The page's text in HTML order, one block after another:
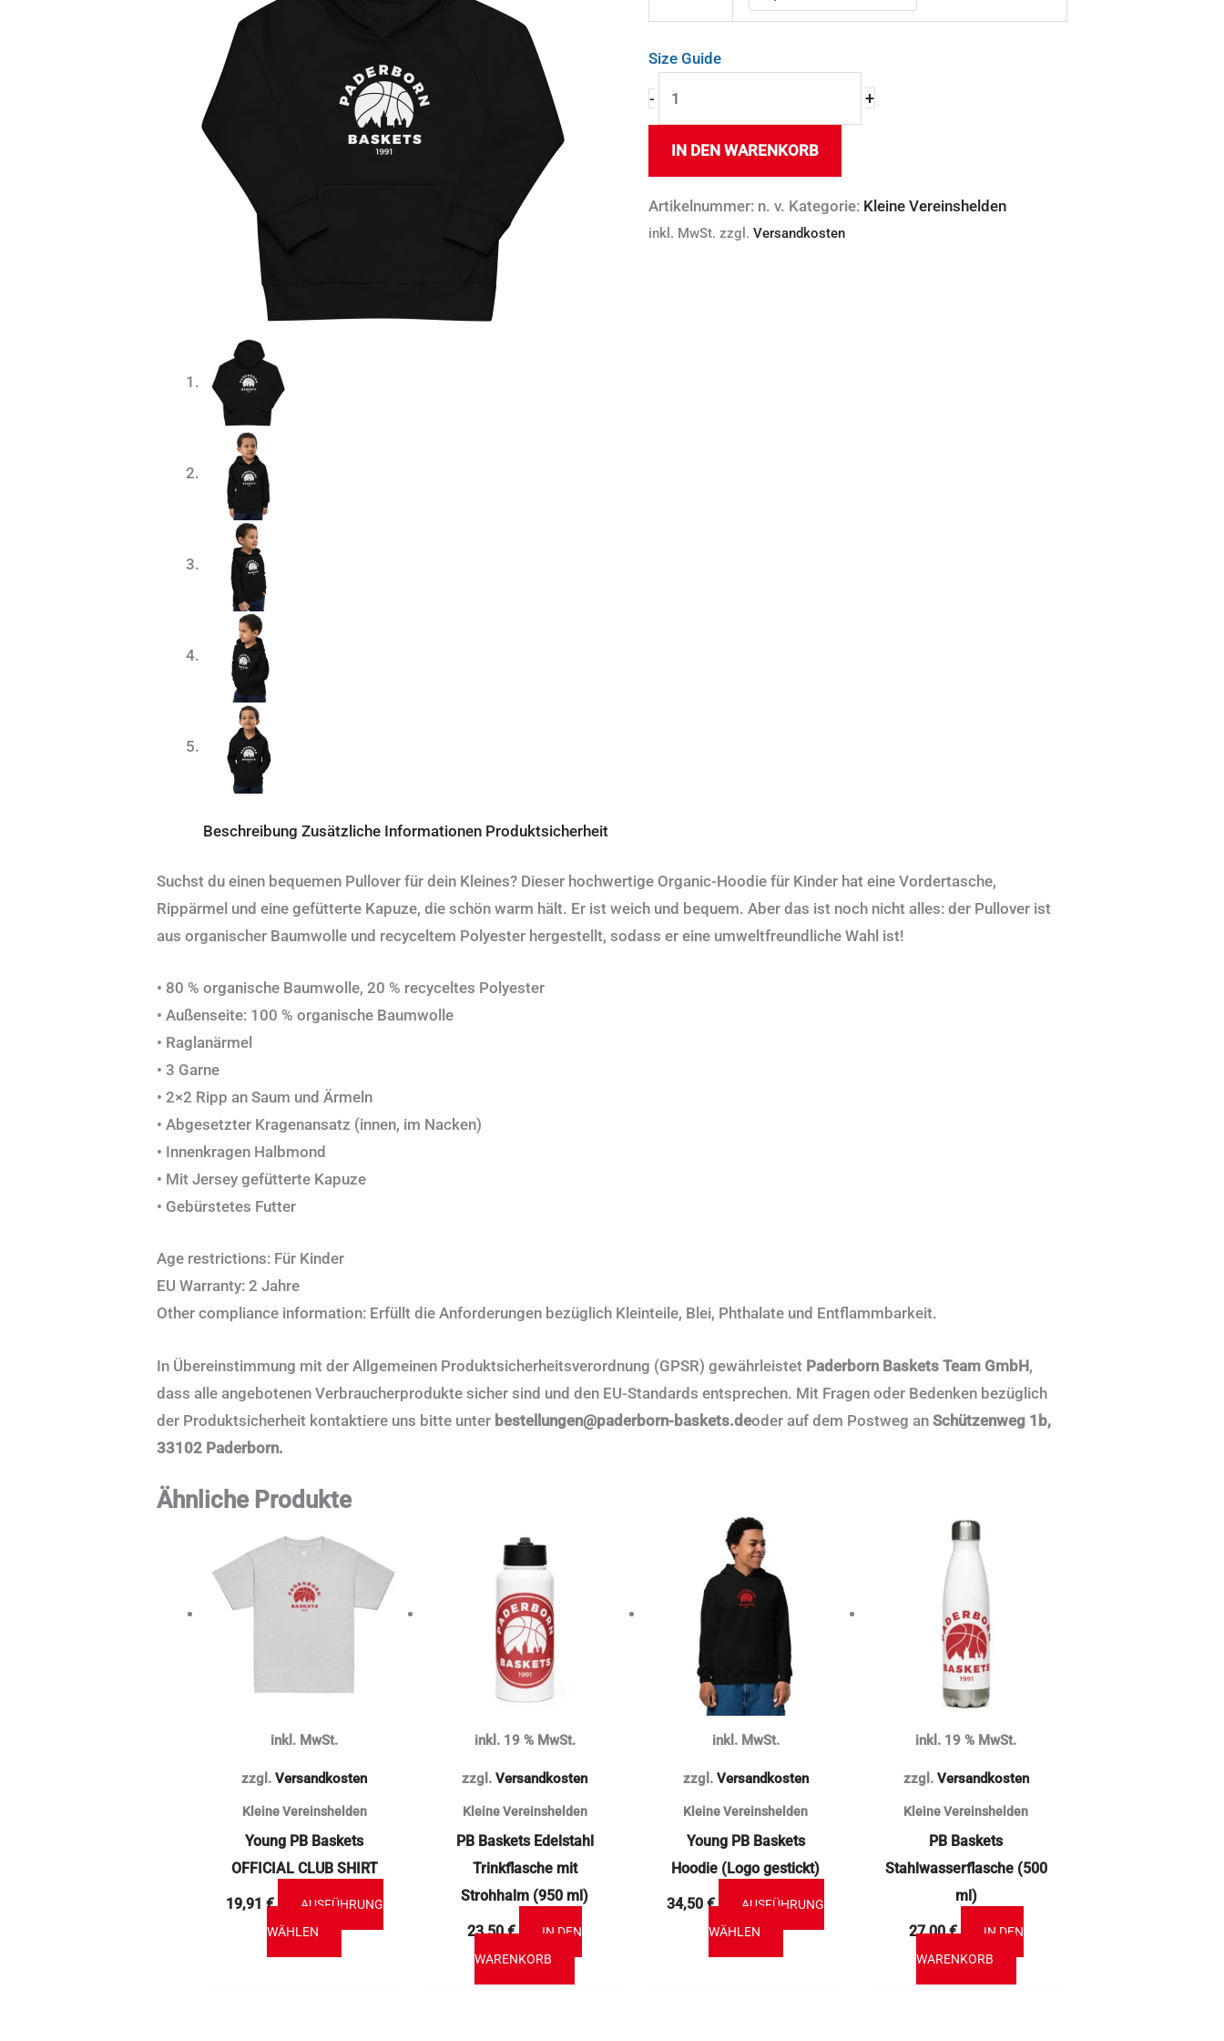
Size Guide
- +
IN DEN WARENKORB
Artikelnummer: n. v. Kategorie: Kleine Vereinshelden
inkl. MwSt. zzgl. Versandkosten
Beschreibung Zusätzliche Informationen Produktsicherheit
Suchst du einen bequemen Pullover für dein Kleines? Dieser hochwertige Organic-Hoodie für Kinder hat eine Vordertasche,
Rippärmel und eine gefütterte Kapuze, die schön warm hält. Er ist weich und bequem. Aber das ist noch nicht alles: der Pullover ist
aus organischer Baumwolle und recyceltem Polyester hergestellt, sodass er eine umweltfreundliche Wahl ist!
• 80 % organische Baumwolle, 20 % recyceltes Polyester
• Außenseite: 100 % organische Baumwolle
• Raglanärmel
• 3 Garne
• 2×2 Ripp an Saum und Ärmeln
• Abgesetzter Kragenansatz (innen, im Nacken)
• Innenkragen Halbmond
• Mit Jersey gefütterte Kapuze
• Gebürstetes Futter
Age restrictions: Für Kinder
EU Warranty: 2 Jahre
Other compliance information: Erfüllt die Anforderungen bezüglich Kleinteile, Blei, Phthalate und Entflammbarkeit.
In Übereinstimmung mit der Allgemeinen Produktsicherheitsverordnung (GPSR) gewährleistet Paderborn Baskets Team GmbH,
dass alle angebotenen Verbraucherprodukte sicher sind und den EU-Standards entsprechen. Mit Fragen oder Bedenken bezüglich
der Produktsicherheit kontaktiere uns bitte unter bestellungen@paderborn-baskets.deoder auf dem Postweg an Schützenweg 1b,
33102 Paderborn.
Ähnliche Produkte
inkl. MwSt.
zzgl.Versandkosten
Kleine Vereinshelden
Young PB Baskets
OFFICIAL CLUB SHIRT
19,91 €
AUSFÜHRUNG
WÄHLEN
Produkt
mehrere
Die
auf
werden
inkl. 19 % MwSt.
zzgl.Versandkosten
Kleine Vereinshelden
PB Baskets Edelstahl
Trinkflasche mit
Strohhalm (950 ml)
23,50€
IN DEN
WARENKORB
inkl. MwSt.
zzgl. Versandkosten
Kleine Vereinshelden
Young PB Baskets
Hoodie (Logo gestickt)
34,50€
AUSFÜHRUNG
WÄHLEN
weist
mehrere
Varianten
auf.
Die
Optionen
auf
werden
inkl. 19 % MwSt.
zzgl. Versandkosten
Kleine Vereinshelden
PB Baskets
Stahlwasserflasche (500
ml)
27,00€
IN DEN
WARENKORB